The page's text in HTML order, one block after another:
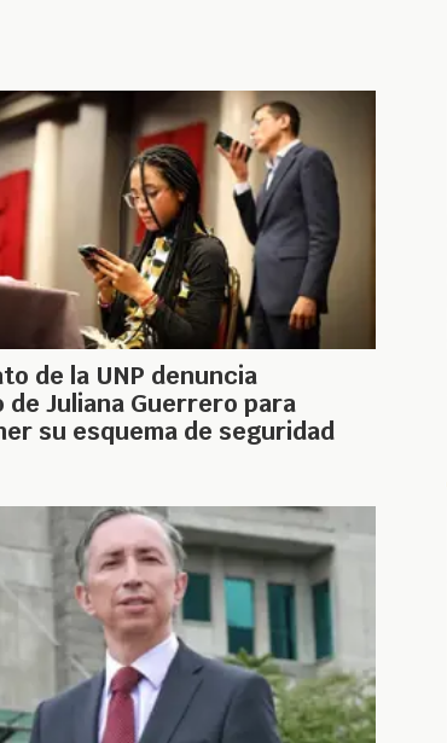
de la UNP denuncia
Juliana Guerrero para
su esquema de seguridad